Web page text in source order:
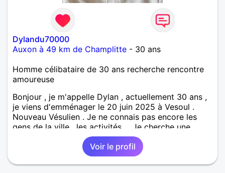
Dylandu70000
Auxon à 49 km de Champlitte - 30 ans
Homme célibataire de 30 ans recherche rencontre
amoureuse
Bonjour , je m'appelle Dylan , actuellement 30 ans ,
je viens d'emménager le 20 juin 2025 à Vesoul .
Nouveau Vésulien . Je ne connais pas encore les
gens de la ville , les activités ... Je cherche une
relation sérieuse pour avoir 2 enfants , je suis
quelqu'un de sérieux et calme . Je cherche une
femme attentionnée et à l'écoute , honnête surtout
car je le suis . Une relation passe avant tout par la
Voir le profil